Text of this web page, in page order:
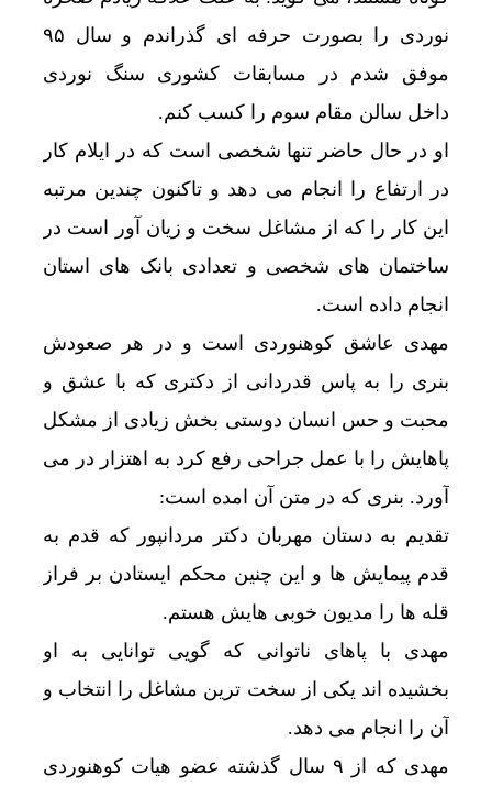
نوردی را بصورت حرفه ای گذراندم و سال ۹۵
موفق شدم در مسابقات کشوری سنگ نوردی
داخل سالن مقام سوم را کسب کنم.
او در حال حاضر تنها شخصی است که در ایلام کار
در ارتفاع را انجام می دهد و تاکنون چندین مرتبه
این کار را که از مشاغل سخت و زیان آور است در
ساختمان های شخصی و تعدادی بانک های استان
انجام داده است.
مهدی عاشق کوهنوردی است و در هر صعودش
بنری را به پاس قدردانی از دکتری که با عشق و
محبت و حس انسان دوستی بخش زیادی از مشکل
پاهایش را با عمل جراحی رفع کرد به اهتزار در می
آورد. بنری که در متن آن امده است:
تقدیم به دستان مهربان دکتر مردانپور که قدم به
قدم پیمایش ها و این چنین محکم ایستادن بر فراز
قله ها را مدیون خوبی هایش هستم.
مهدی با پاهای ناتوانی که گویی توانایی به او
بخشیده اند یکی از سخت ترین مشاغل را انتخاب و
آن را انجام می دهد.
مهدی که از ۹ سال گذشته عضو هیات کوهنوردی